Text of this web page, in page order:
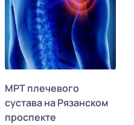
МРТ плечевого
сустава на Рязанском
проспекте